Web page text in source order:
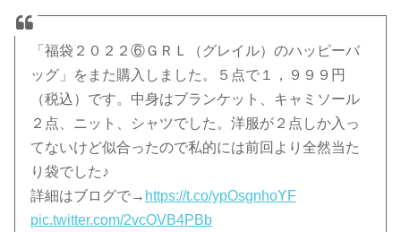
「福袋２０２２⑥ＧＲＬ（グレイル）のハッピーバ
ッグ」をまた購入しました。５点で１，９９９円
（税込）です。中身はブランケット、キャミソール
２点、ニット、シャツでした。洋服が２点しか入っ
てないけど似合ったので私的には前回より全然当た
り袋でした♪
詳細はブログで→ https://t.co/ypOsgnhoYF
pic.twitter.com/2vcOVB4PBb